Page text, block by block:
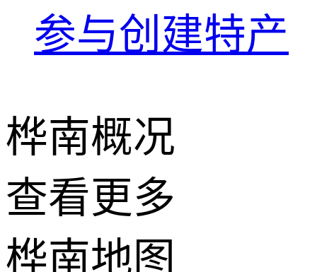
参与创建特产
桦南概况
查看更多
桦南地图
2 公里